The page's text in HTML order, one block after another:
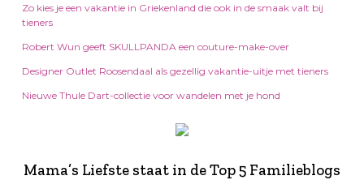
Zo kies je een vakantie in Griekenland die ook in de smaak valt bij
tieners
Robert Wun geeft SKULLPANDA een couture-make-over
Designer Outlet Roosendaal als gezellig vakantie-uitje met tieners
Nieuwe Thule Dart-collectie voor wandelen met je hond
Mama’s Liefste staat in de Top 5 Familieblogs